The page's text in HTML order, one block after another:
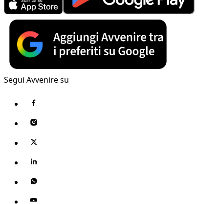
Segui Avvenire su